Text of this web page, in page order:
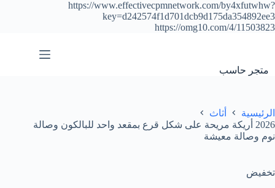
https://www.effectivecpmnetwork.com/by4xfutwhw?
key=d242574f1d701dcb9d175da354892ee3
https://omg10.com/4/11503823التجاوز
متجر حاسب
الرئيسية
أثاث
2026 أريكة مريحة على شكل قرع بمقعد واحد للبالكون وصالة
نوم وصالة معيشة
تخفيض